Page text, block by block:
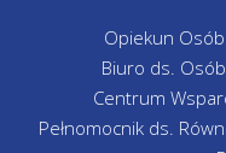
Opiekun
Biuro ds.
Centrum
Pełnomocnik ds.